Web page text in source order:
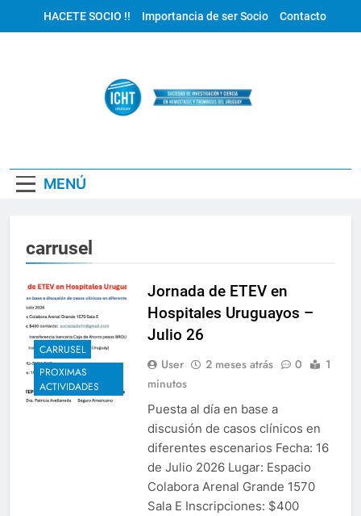
HACETE SOCIO !! Importancia de ser Socio Contacto
MENÚ
carrusel
CARRUSEL
PROXIMAS
ACTIVIDADES
Jornada de ETEV en
Hospitales Uruguayos –
Julio 26
User 2 meses atrás 0
1
minutos
Puesta al día en base a
discusión de casos clínicos en
diferentes escenarios Fecha: 16
de Julio 2026 Lugar: Espacio
Colabora Arenal Grande 1570
Sala E Inscripciones: $400